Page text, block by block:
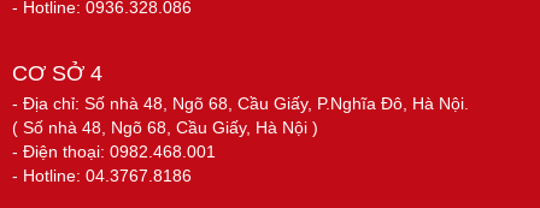
- Hotline: 0936.328.086
CƠ SỞ 4
- Địa chỉ: Số nhà 48, Ngõ 68, Cầu Giấy, P.Nghĩa Đô, Hà Nội.
( Số nhà 48, Ngõ 68, Cầu Giấy, Hà Nội )
- Điện thoại: 0982.468.001
- Hotline: 04.3767.8186